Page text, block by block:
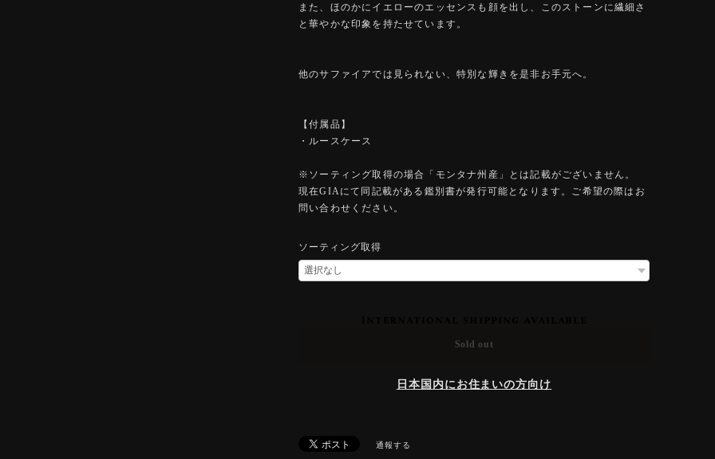
また、ほのかにイエローのエッセンスも顔を出し、このストーンに繊細さ
と華やかな印象を持たせています。
他のサファイアでは見られない、特別な輝きを是非お手元へ。
【付属品】
・ルースケース
※ソーティング取得の場合「モンタナ州産」とは記載がございません。
現在GIAにて同記載がある鑑別書が発行可能となります。ご希望の際はお
問い合わせください。
ソーティング取得
Sold out
日本国内にお住まいの方向け
通報する